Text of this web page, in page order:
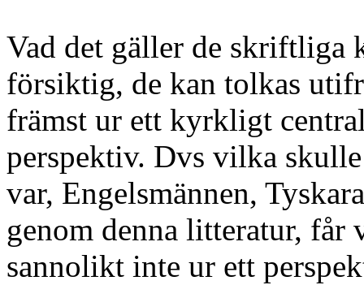
Vad det gäller de skriftliga
försiktig, de kan tolkas
främst ur ett kyrkligt
perspektiv. Dvs vilka
var, Engelsmännen,
genom denna litteratur, får
sannolikt inte ur ett